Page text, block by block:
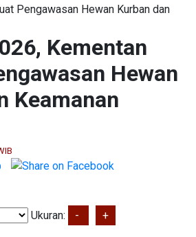
Pengawasan Hewan Kurban dan
Kementan
Hewan
Keamanan
Ukuran: - +